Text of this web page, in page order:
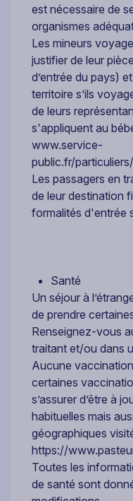
est nécessaire de
organismes
Les mineurs
justifier de leur
d’entrée du pays)
territoire s’ils
de leurs
s'appliquent au
www.service-
public.fr/
Les passagers en
de leur destination
formalités d'entrée
Santé
Un séjour à
de prendre
Renseignez-vous
traitant et/ou dans
Aucune
certaines
s’assurer d’être à
habituelles mais
géographiques
https://
Toutes les
de santé sont